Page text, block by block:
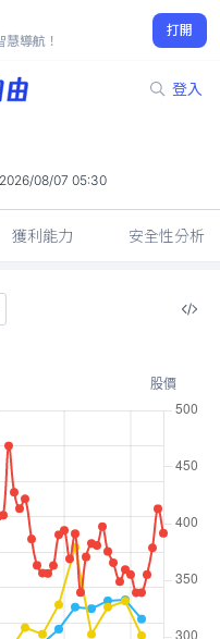
導航！
打開
登入
2026/08/07 05:30
獲利能力 安全性分析